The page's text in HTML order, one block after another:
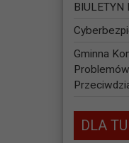
BIULETYN
Gminna
DLA